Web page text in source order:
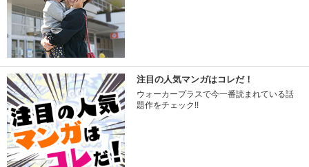
注目の人気マンガはコレだ！
ウォーカープラスで今一番読まれている話
題作をチェック!!